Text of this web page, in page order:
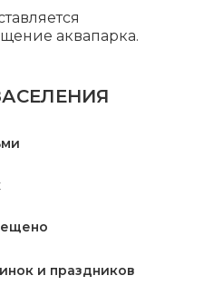
аквапарка.
и праздников